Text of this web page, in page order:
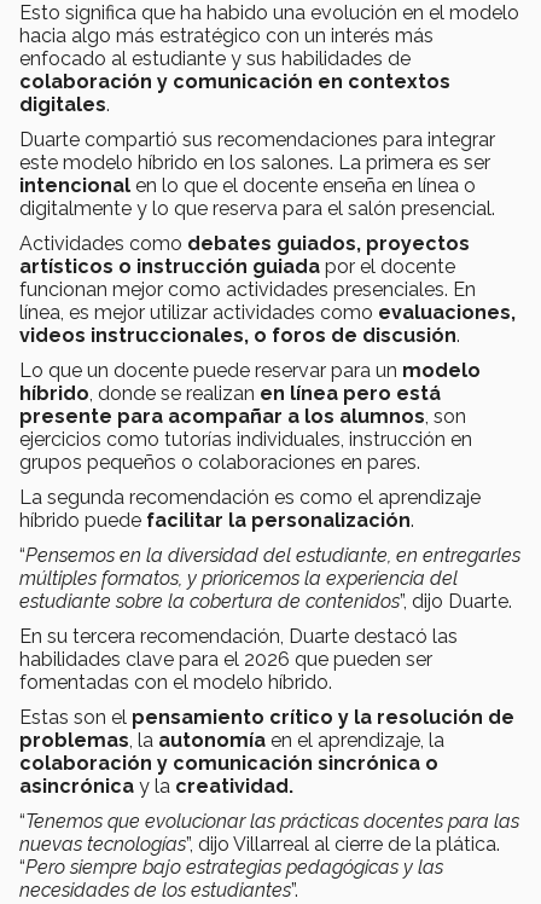
Esto significa que ha habido una evolución en el modelo
hacia algo más estratégico con un interés más
enfocado al estudiante y sus habilidades de
colaboración y comunicación en contextos
digitales.
Duarte compartió sus recomendaciones para integrar
este modelo híbrido en los salones. La primera es ser
intencional en lo que el docente enseña en línea o
digitalmente y lo que reserva para el salón presencial.
Actividades como debates guiados, proyectos
artísticos o instrucción guiada por el docente
funcionan mejor como actividades presenciales. En
línea, es mejor utilizar actividades como evaluaciones,
videos instruccionales, o foros de discusión.
Lo que un docente puede reservar para un modelo
híbrido, donde se realizan en línea pero está
presente para acompañar a los alumnos, son
ejercicios como tutorías individuales, instrucción en
grupos pequeños o colaboraciones en pares.
La segunda recomendación es como el aprendizaje
híbrido puede facilitar la personalización.
“Pensemos en la diversidad del estudiante, en entregarles
múltiples formatos, y prioricemos la experiencia del
estudiante sobre la cobertura de contenidos”, dijo Duarte.
En su tercera recomendación, Duarte destacó las
habilidades clave para el 2026 que pueden ser
fomentadas con el modelo híbrido.
Estas son el pensamiento crítico y la resolución de
problemas, la autonomía en el aprendizaje, la
colaboración y comunicación sincrónica o
asincrónica y la creatividad.
“Tenemos que evolucionar las prácticas docentes para las
nuevas tecnologías”, dijo Villarreal al cierre de la plática.
“Pero siempre bajo estrategias pedagógicas y las
necesidades de los estudiantes”.